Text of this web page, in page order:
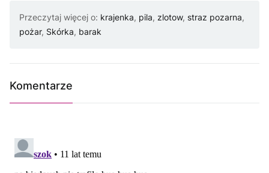
Przeczytaj więcej o: krajenka, pila, zlotow, straz pozarna,
pożar, Skórka, barak
Komentarze